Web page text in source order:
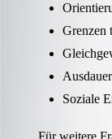
Grenzen
Soziale